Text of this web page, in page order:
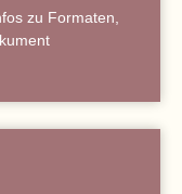
zu Formaten,